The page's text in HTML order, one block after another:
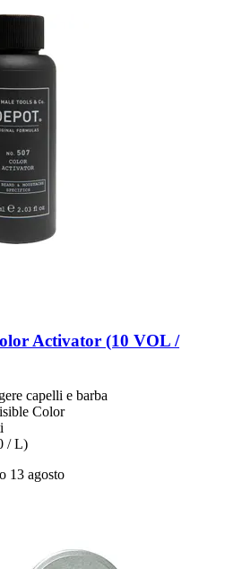
Activator (10 VOL /
capelli e barba
Color
/ L)
13 agosto